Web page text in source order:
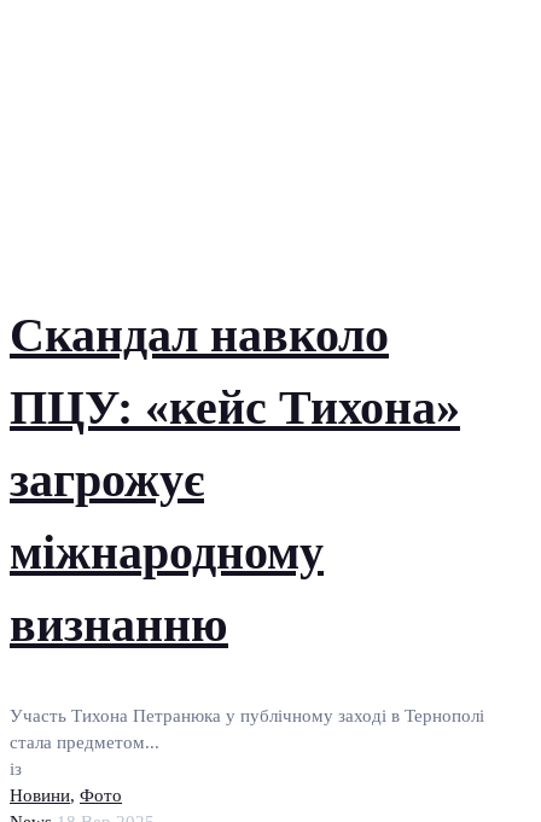
Скандал навколо
ПЦУ: «кейс Тихона»
загрожує
міжнародному
визнанню
Участь Тихона Петранюка у публічному заході в Тернополі
стала предметом...
із
Новини, Фото